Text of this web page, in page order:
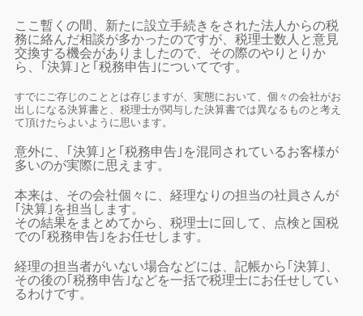
ここ暫くの間、新たに設立手続きをされた法人からの税
務に絡んだ相談が多かったのですが、税理士数人と意見
交換する機会がありましたので、その際のやりとりか
ら、｢決算｣と｢税務申告｣についてです。
すでにご存じのこととは存じますが、実態において、個々の会社がお
出しになる決算書と、税理士が関与した決算書では異なるものと考え
て頂けたらよいように思います。
意外に、｢決算｣と｢税務申告｣を混同されているお客様が
多いのが実際に思えます。
本来は、その会社個々に、経理なりの担当の社員さんが
｢決算｣を担当します。
その結果をまとめてから、税理士に回して、点検と国税
での｢税務申告｣をお任せします。
経理の担当者がいない場合などには、記帳から｢決算｣、
その後の｢税務申告｣などを一括で税理士にお任せしてい
るわけです。